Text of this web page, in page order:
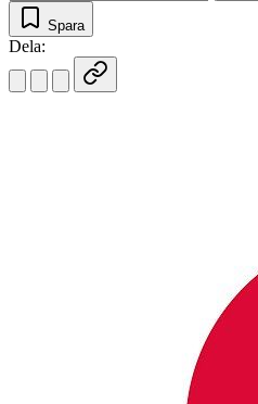
Spara
Dela: